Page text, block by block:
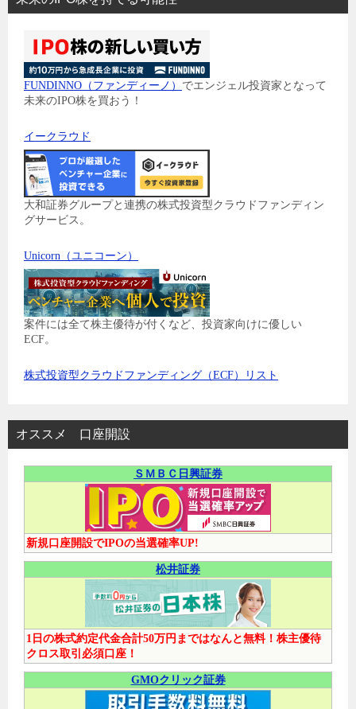
FUNDINNO（ファンディーノ） でエンジェル投資家となって
未来のIPO株を買おう！
イークラウド
大和証券グループと連携の株式投資型クラウドファンディン
グサービス。
Unicorn（ユニコーン）
案件には全て株主優待が付くなど、投資家向けに優しい
ECF。
株式投資型クラウドファンディング（ECF）リスト
オススメ 口座開設
ＳＭＢＣ日興証券
新規口座開設でIPOの当選確率UP!
松井証券
1日の株式約定代金合計50万円まではなんと無料！株主優待
クロス取引必須口座！
GMOクリック証券